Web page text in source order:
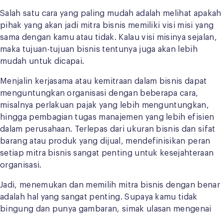
Salah satu cara yang paling mudah adalah melihat apakah
pihak yang akan jadi mitra bisnis memiliki visi misi yang
sama dengan kamu atau tidak. Kalau visi misinya sejalan,
maka tujuan-tujuan bisnis tentunya juga akan lebih
mudah untuk dicapai.
Menjalin kerjasama atau kemitraan dalam bisnis dapat
menguntungkan organisasi dengan beberapa cara,
misalnya perlakuan pajak yang lebih menguntungkan,
hingga pembagian tugas manajemen yang lebih efisien
dalam perusahaan. Terlepas dari ukuran bisnis dan sifat
barang atau produk yang dijual, mendefinisikan peran
setiap mitra bisnis sangat penting untuk kesejahteraan
organisasi.
Jadi, menemukan dan memilih mitra bisnis dengan benar
adalah hal yang sangat penting. Supaya kamu tidak
bingung dan punya gambaran, simak ulasan mengenai